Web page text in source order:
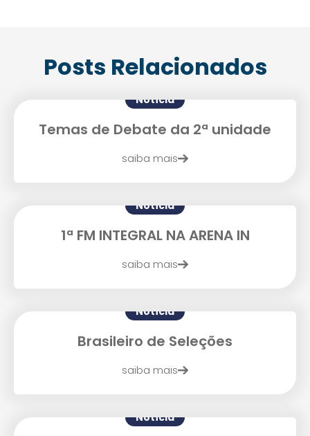
Posts Relacionados
Notícia
Temas de Debate da 2ª unidade
saiba mais
Notícia
1ª FM INTEGRAL NA ARENA IN
saiba mais
Notícia
Brasileiro de Seleções
saiba mais
Notícia
Enviar E-mail